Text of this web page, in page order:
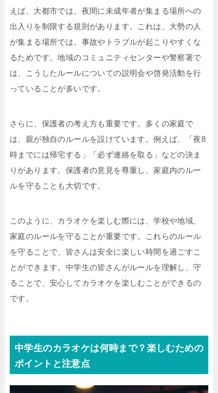
えば、大都市では、夜間に未成年者が集まる場所への
出入りを制限する規則があります。これは、大勢の人
が集まる場所では、事故やトラブルが起こりやすくな
るためです。地域のコミュニティセンターや警察署で
は、こうしたルールについての説明会や啓発活動を行
っていることが多いです。
さらに、保護者の考え方も重要です。多くの家庭で
は、親が独自のルールを設けています。例えば、「夜8
時までには帰宅する」「必ず連絡を取る」などの決ま
りがあります。保護者の意見を尊重し、家庭内のルー
ルを守ることも大切です。
このように、カラオケを楽しむ際には、学校や地域、
家庭のルールを守ることが重要です。これらのルール
を守ることで、皆さんは安全に楽しい時間を過ごすこ
とができます。中学生の皆さんがルールを理解し、守
ることで、安心してカラオケを楽しむことができるの
です。
中学生のカラオケは何時まで？楽しむための
ポイントと注意点